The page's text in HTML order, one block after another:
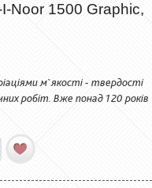
I-Noor 1500 Graphic,
м`якості - твердості
робіт. Вже понад 120 років